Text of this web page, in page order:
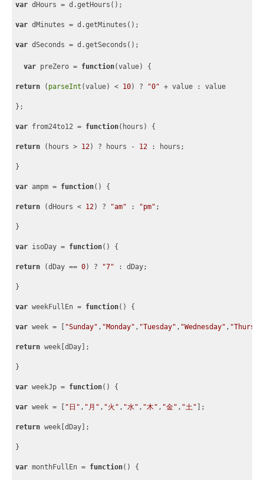
var dHours = d.getHours();
var dMinutes = d.getMinutes();
var dSeconds = d.getSeconds();
var preZero = function(value) {
return ( parseInt (value) < 10) ? "0" + value : value
} ;
var from24to12 = function( hours ) {
return (hours > 12) ? hours - 12 : hours;
}
var ampm = function( ) {
return (dHours < 12) ? "am" : "pm" ;
}
var isoDay = function( ) {
return (dDay == 0) ? "7" : dDay;
}
var weekFullEn = function( ) {
var week = [ "Sunday" , "Monday" , "Tuesday" , "Wednesday" ,
return week [dDay] ;
}
var weekJp = function( ) {
var week = [ "日" , "月" , "火" , "水" , "木" , "金" , "土" ] ;
return week [dDay] ;
}
var monthFullEn = function( ) {